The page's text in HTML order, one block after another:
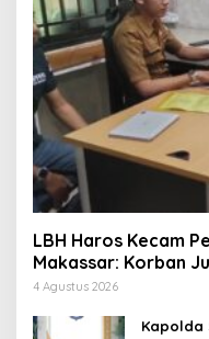
LBH Haros Kecam
Makassar: Korban
4 Agustus 2026
Kapolda